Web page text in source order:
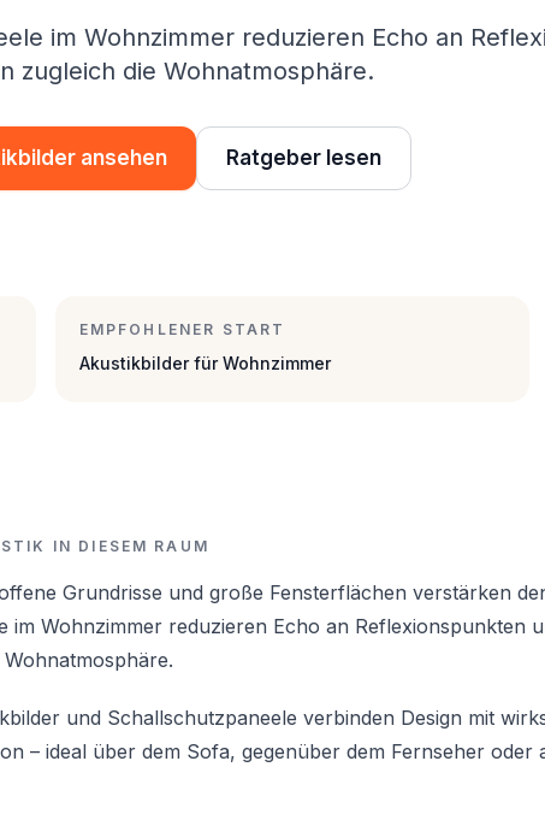
im Wohnzimmer reduzieren Echo an
zugleich die Wohnatmosphäre.
ansehen Ratgeber lesen
EMPFOHLENER START
Akustikbilder für Wohnzimmer
IN DIESEM RAUM
Grundrisse und große Fensterflächen verstärken
im Wohnzimmer reduzieren Echo an Reflexionspunkten
und Schallschutzpaneele verbinden Design mit
– ideal über dem Sofa, gegenüber dem Fernseher oder